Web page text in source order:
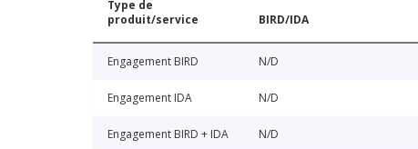
Type de
produit/service
BIRD/IDA
Engagement BIRD N/D
Engagement IDA N/D
Engagement BIRD + IDA N/D